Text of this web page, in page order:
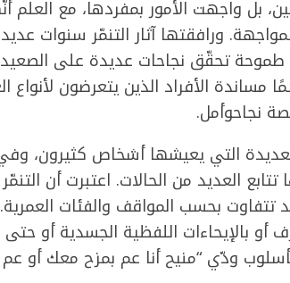
بل واجهت الأمور بمفردها، مع العلم
ورافقتها آثار التنمّر سنوات
طموحة تحقّق نجاحات عديدة على
الأفراد الذين يتعرضون لأنواع
نجاحوأمل.
التي يعيشها أشخاص كثيرون،
تتابع العديد من الحالات. اعتبرت أن
تتفاوت بحسب المواقف والفئات العمرية.
أو بالإيحاءات اللفظية الجسدية أو
ودّي “منيح أنا عم بمزح معك أو